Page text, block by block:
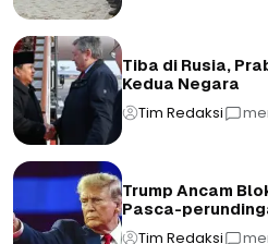
Tiba di Rusia,
Kedua Negara
Tim Redaksi
Trump Ancam
Pasca-
Tim Redaksi